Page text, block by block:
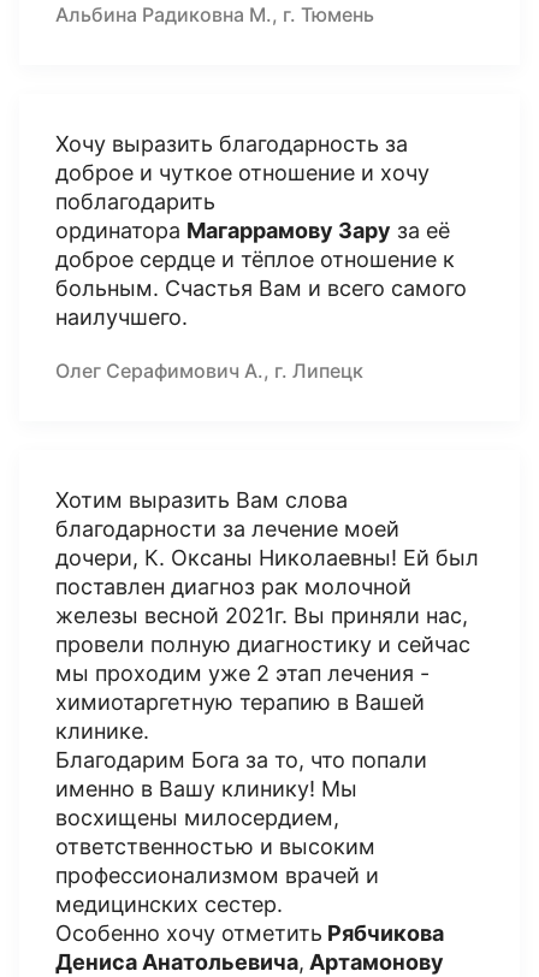
Альбина Радиковна М., г. Тюмень
Хочу выразить благодарность за
доброе и чуткое отношение и хочу
поблагодарить
ординатора Магаррамову Зару за её
доброе сердце и тёплое отношение к
больным. Счастья Вам и всего самого
наилучшего.
Олег Серафимович А., г. Липецк
Хотим выразить Вам слова
благодарности за лечение моей
дочери, К. Оксаны Николаевны! Ей был
поставлен диагноз рак молочной
железы весной 2021г. Вы приняли нас,
провели полную диагностику и сейчас
мы проходим уже 2 этап лечения -
химиотаргетную терапию в Вашей
клинике.
Благодарим Бога за то, что попали
именно в Вашу клинику! Мы
восхищены милосердием,
ответственностью и высоким
профессионализмом врачей и
медицинских сестер.
Особенно хочу отметить Рябчикова
Дениса Анатольевича, Артамонову